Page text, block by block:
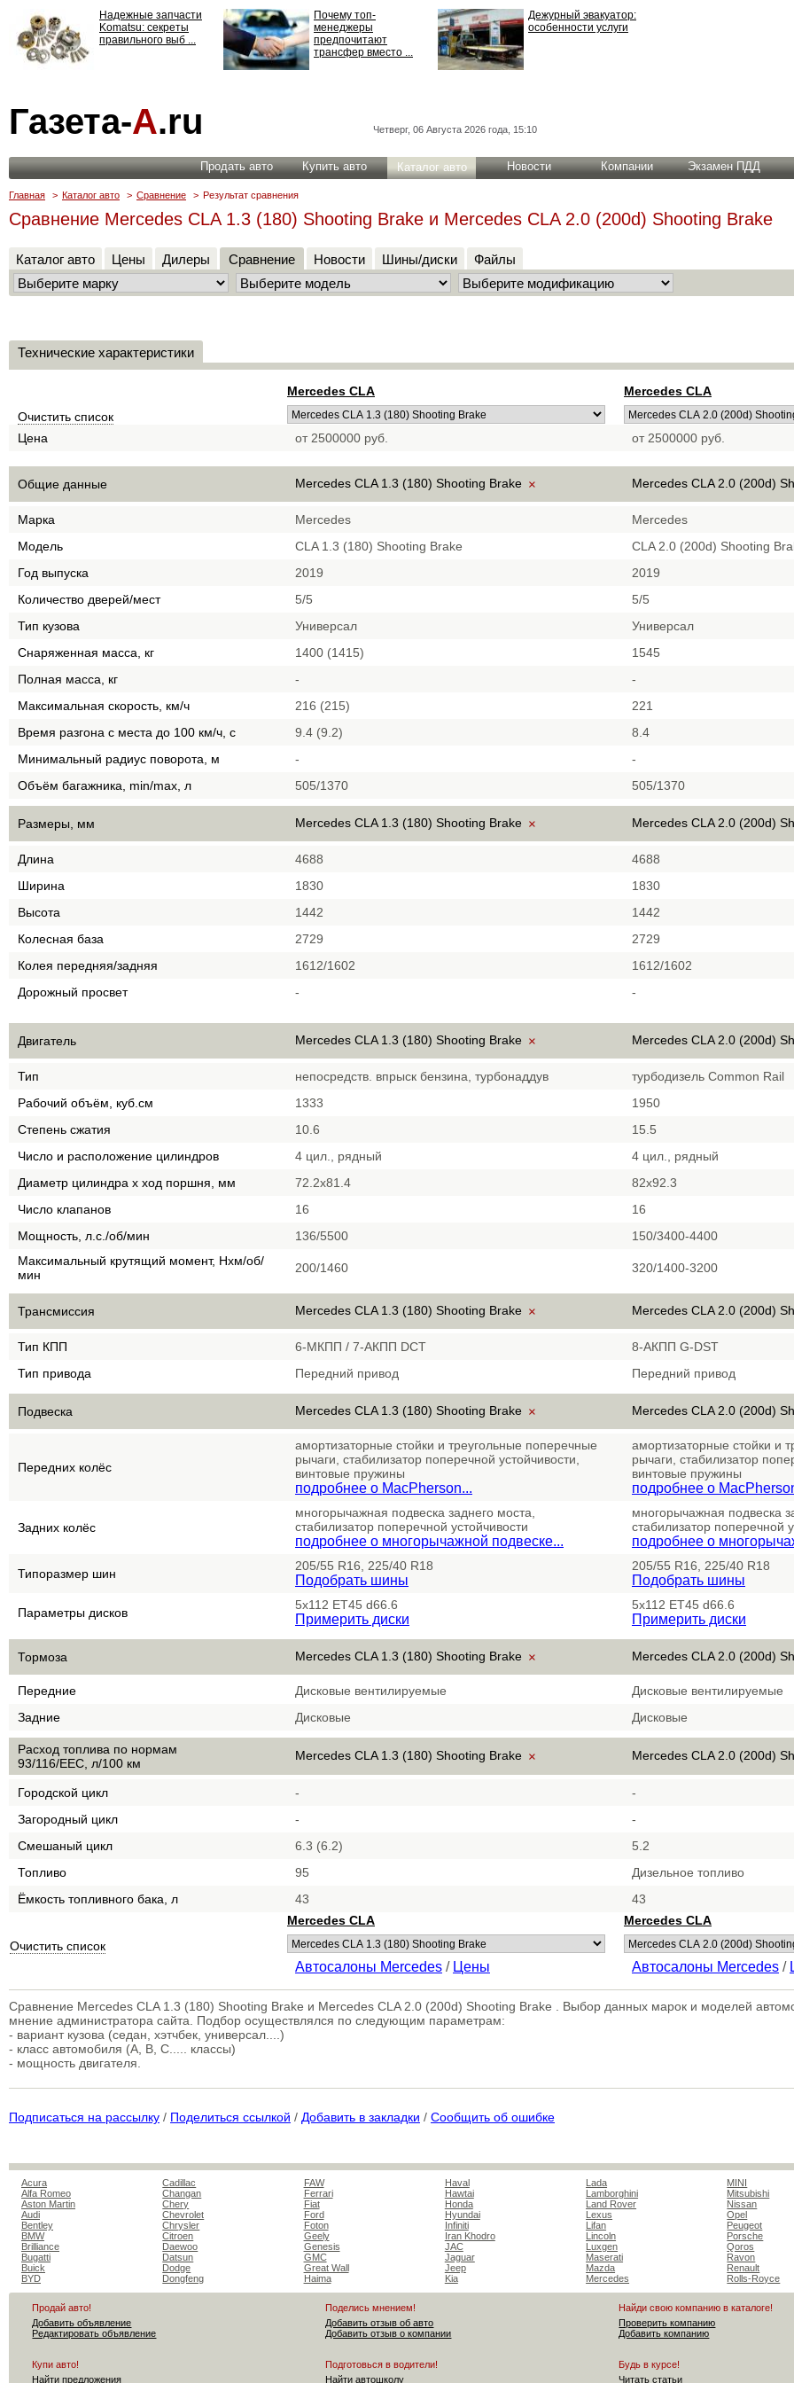
Надежные запчасти
Komatsu: секреты
правильного выб ...
Почему топ-
менеджеры
предпочитают
трансфер вместо ...
Дежурный эвакуатор:
особенности услуги
ответственности: все,
что нужно знать ...
Газета-А.ru Четверг, 06 Августа 2026 года, 15:10
Продать авто Купить авто Каталог авто Новости Компании Экзамен ПДД
Главная > Каталог авто > Сравнение > Результат сравнения
Сравнение Mercedes CLA 1.3 (180) Shooting Brake и Mercedes CLA 2.0 (200d) Shooting Brake
Каталог авто Цены Дилеры Сравнение Новости Шины/диски Файлы
Технические характеристики
Очистить список
Mercedes CLA Mercedes CLA
Цена от 2500000 руб. от 2500000 руб.
Общие данные Mercedes CLA 1.3 (180) Shooting Brake × Mercedes CLA 2.0 (200d)
Марка Mercedes
Mercedes
Модель
CLA 1.3 (180) Shooting Brake
CLA 2.0 (200d) Shooting
Год выпуска
2019
2019
Количество дверей/мест
5/5
5/5
Тип кузова
Универсал
Универсал
Снаряженная масса, кг
1400 (1415)
1545
Полная масса, кг
-
-
Максимальная скорость, км/ч
216 (215)
221
Время разгона с места до 100 км/ч, с
9.4 (9.2)
8.4
Минимальный радиус поворота, м
-
-
Объём багажника, min/max, л
505/1370 505/1370
Размеры, мм Mercedes CLA 1.3 (180) Shooting Brake × Mercedes CLA 2.0 (200d)
Длина 4688
4688
Ширина
1830
1830
Высота
1442
1442
Колесная база
2729
2729
Колея передняя/задняя
1612/1602
1612/1602
Дорожный просвет
- -
Двигатель Mercedes CLA 1.3 (180) Shooting Brake × Mercedes CLA 2.0 (200d)
Тип непосредств. впрыск бензина, турбонаддув
турбодизель Common Rail
Рабочий объём, куб.см
1333
1950
Степень сжатия
10.6
15.5
Число и расположение цилиндров
4 цил., рядный
4 цил., рядный
Диаметр цилиндра х ход поршня, мм
72.2x81.4
82x92.3
Число клапанов
16
16
Мощность, л.с./об/мин
136/5500
150/3400-4400
Максимальный крутящий момент, Нхм/об/
мин
200/1460 320/1400-3200
Трансмиссия Mercedes CLA 1.3 (180) Shooting Brake × Mercedes CLA 2.0 (200d)
Тип КПП 6-МКПП / 7-АКПП DCT
8-АКПП G-DST
Тип привода
Передний привод Передний привод
Подвеска Mercedes CLA 1.3 (180) Shooting Brake × Mercedes CLA 2.0 (200d)
Передних колёс
амортизаторные стойки и треугольные поперечные
рычаги, стабилизатор поперечной устойчивости,
винтовые пружины
подробнее о MacPherson...
амортизаторные стойки и
рычаги, стабилизатор
винтовые пружины
подробнее о
Задних колёс
многорычажная подвеска заднего моста,
стабилизатор поперечной устойчивости
подробнее о многорычажной подвеске...
многорычажная подвеска
стабилизатор поперечной
подробнее о
Типоразмер шин
205/55 R16, 225/40 R18
Подобрать шины
205/55 R16, 225/40 R18
Подобрать шины
Параметры дисков
5x112 ET45 d66.6
Примерить диски
5x112 ET45 d66.6
Примерить диски
Тормоза Mercedes CLA 1.3 (180) Shooting Brake × Mercedes CLA 2.0 (200d)
Передние Дисковые вентилируемые
Дисковые вентилируемые
Задние
Дисковые Дисковые
Расход топлива по нормам
93/116/EEC, л/100 км
Mercedes CLA 1.3 (180) Shooting Brake × Mercedes CLA 2.0 (200d)
Городской цикл -
-
Загородный цикл
-
-
Смешаный цикл
6.3 (6.2)
5.2
Топливо
95
Дизельное топливо
Ёмкость топливного бака, л
43 43
Очистить список
Mercedes CLA Mercedes CLA
Автосалоны Mercedes / Цены Автосалоны Mercedes /
Сравнение Mercedes CLA 1.3 (180) Shooting Brake и Mercedes CLA 2.0 (200d) Shooting Brake . Выбор данных марок и моделей
мнение администратора сайта. Подбор осуществлялся по следующим параметрам:
- вариант кузова (седан, хэтчбек, универсал....)
- класс автомобиля (A, B, C..... классы)
- мощность двигателя.
Подписаться на рассылку / Поделиться ссылкой / Добавить в закладки / Сообщить об ошибке
Acura
Alfa Romeo
Aston Martin
Audi
Bentley
BMW
Brilliance
Bugatti
Buick
BYD
Cadillac
Changan
Chery
Chevrolet
Chrysler
Citroen
Daewoo
Datsun
Dodge
Dongfeng
FAW
Ferrari
Fiat
Ford
Foton
Geely
Genesis
GMC
Great Wall
Haima
Haval
Hawtai
Honda
Hyundai
Infiniti
Iran Khodro
JAC
Jaguar
Jeep
Kia
Lada
Lamborghini
Land Rover
Lexus
Lifan
Lincoln
Luxgen
Maserati
Mazda
Mercedes
MINI
Mitsubishi
Nissan
Opel
Peugeot
Porsche
Qoros
Ravon
Renault
Rolls-Royce
Продай авто!
Добавить объявление
Редактировать объявление
Поделись мнением!
Добавить отзыв об авто
Добавить отзыв о компании
Найди свою компанию в каталоге!
Проверить компанию
Добавить компанию
Купи авто!
Найти предложения
Подготовься в водители!
Найти автошколу
Будь в курсе!
Читать статьи